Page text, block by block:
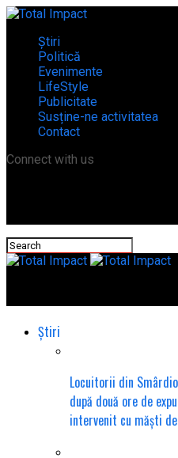
Știri
Politică
Evenimente
LifeStyle
Publicitate
Susține-ne activitatea
Contact
Connect with us
Știri
Locuitorii din
după două ore de
intervenit cu măști